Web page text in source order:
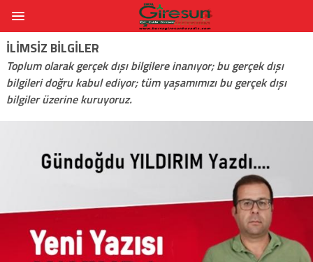
İLIMSIZ BILGILER
Toplum olarak gerçek dışı bilgilere inanıyor; bu gerçek dışı
bilgileri doğru kabul ediyor; tüm yaşamımızı bu gerçek dışı
bilgiler üzerine kuruyoruz.